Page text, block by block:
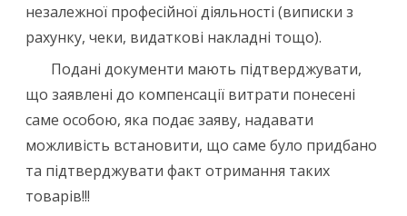
незалежної професійної діяльності (виписки з
рахунку, чеки, видаткові накладні тощо).
Подані документи мають підтверджувати,
що заявлені до компенсації витрати понесені
саме особою, яка подає заяву, надавати
можливість встановити, що саме було придбано
та підтверджувати факт отримання таких
товарів!!!